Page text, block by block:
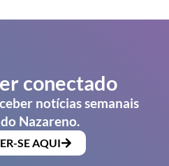
conectado
notícias semanais
Nazareno.
SE AQUI